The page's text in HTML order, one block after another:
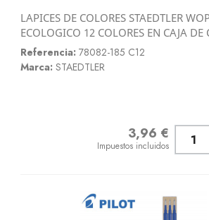
Vista rápida
LAPICES DE COLORES STAEDTLER
ECOLOGICO 12 COLORES EN CAJA DE
Referencia: 78082-185 C12
Marca: STAEDTLER
3,96 €
Impuestos incluidos